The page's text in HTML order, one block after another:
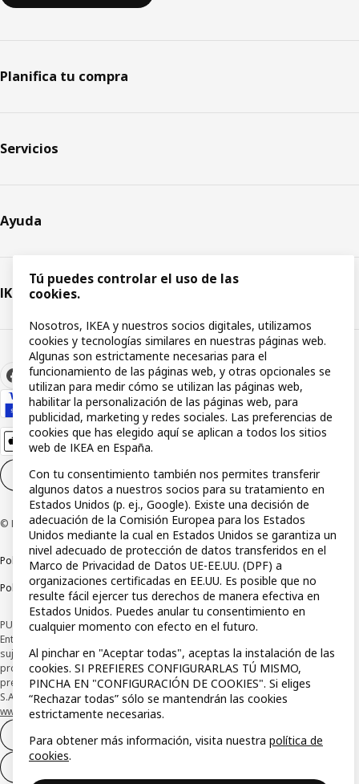
Planifica tu compra
Servicios
Ayuda
IKEA
Configuración de cookies ES
© Inter IKEA Systems B.V 1999-2026
Política de privacidadPolítica de cookiesTérminos y condiciones
Política de divulgación responsable
PUBLICIDAD: *Financiación a través de la tarjeta IKEA VISA emitida por la
Entidad de Pago híbrida CaixaBank Payments & Consumer, E.F.C., E.P., S.A.U., y
sujeta a su organización. La entidad ha escogido como sistema de
protección de los fondos recibidos de usuarios de servicios de pago que
presta su depósito en una cuenta bancaria separada abierta en CaixaBank,
S.A. Conoce más acerca de las formas de pago de tu tarjeta aquí:
www.caixabankpc.com/es/productos
Desistimiento del contrato
Tú puedes controlar el uso de las
cookies.
Nosotros, IKEA y nuestros socios digitales, utilizamos
cookies y tecnologías similares en nuestras páginas web.
Algunas son estrictamente necesarias para el
funcionamiento de las páginas web, y otras opcionales se
utilizan para medir cómo se utilizan las páginas web,
habilitar la personalización de las páginas web, para
publicidad, marketing y redes sociales. Las preferencias de
cookies que has elegido aquí se aplican a todos los sitios
web de IKEA en España.
Con tu consentimiento también nos permites transferir
algunos datos a nuestros socios para su tratamiento en
Estados Unidos (p. ej., Google). Existe una decisión de
adecuación de la Comisión Europea para los Estados
Unidos mediante la cual en Estados Unidos se garantiza un
nivel adecuado de protección de datos transferidos en el
Marco de Privacidad de Datos UE-EE.UU. (DPF) a
organizaciones certificadas en EE.UU. Es posible que no
resulte fácil ejercer tus derechos de manera efectiva en
Estados Unidos. Puedes anular tu consentimiento en
cualquier momento con efecto en el futuro.
Al pinchar en "Aceptar todas", aceptas la instalación de las
cookies. SI PREFIERES CONFIGURARLAS TÚ MISMO,
PINCHA EN "CONFIGURACIÓN DE COOKIES". Si eliges
“Rechazar todas” sólo se mantendrán las cookies
estrictamente necesarias.
Para obtener más información, visita nuestra política de
cookies.